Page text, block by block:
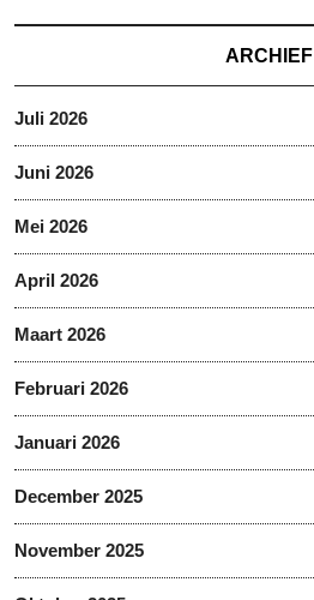
ARCHIEF
Juli 2026
Juni 2026
Mei 2026
April 2026
Maart 2026
Februari 2026
Januari 2026
December 2025
November 2025